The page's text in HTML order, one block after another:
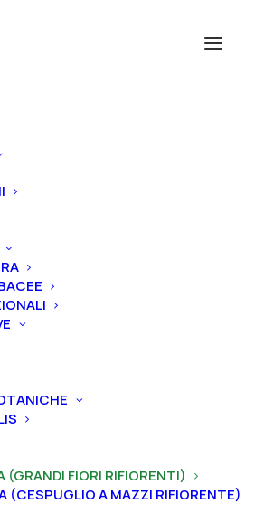
(GRANDI FIORI RIFIORENTI)
(CESPUGLIO A MAZZI RIFIORENTE)
di Tea (grandi fiori rifiorenti)
fiori rifiorenti toscane “Roberto